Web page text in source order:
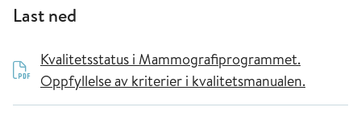
Last ned
Kvalitetsstatus i Mammografiprogrammet.
Oppfyllelse av kriterier i kvalitetsmanualen.